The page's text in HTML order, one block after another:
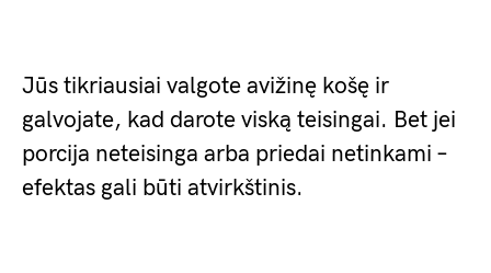
Jūs tikriausiai valgote avižinę košę ir
galvojate, kad darote viską teisingai. Bet jei
porcija neteisinga arba priedai netinkami –
efektas gali būti atvirkštinis.